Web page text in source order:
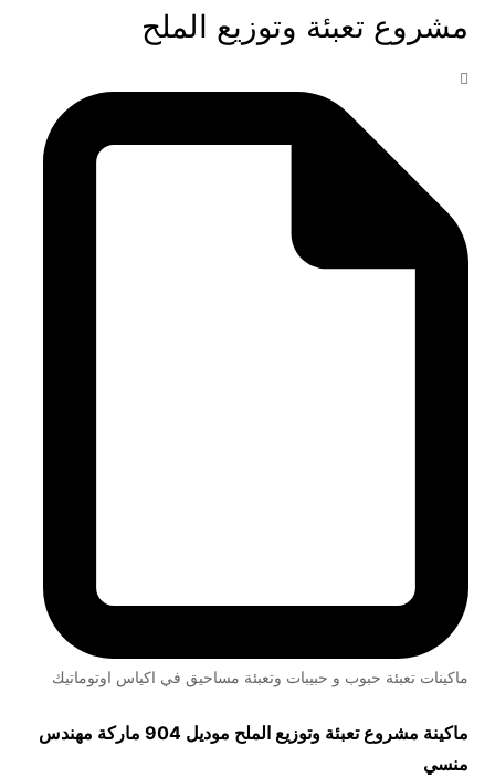
مشروع تعبئة وتوزيع الملح
ماكينات تعبئة حبوب و حبيبات وتعبئة مساحيق في اكياس اوتوماتيك
ماكينة مشروع تعبئة وتوزيع الملح موديل 904 ماركة مهندس
منسي